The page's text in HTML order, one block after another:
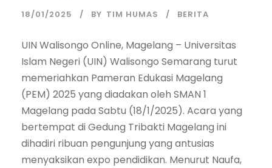
18/01/2025 BY TIM HUMAS BERITA
UIN Walisongo Online, Magelang – Universitas
Islam Negeri (UIN) Walisongo Semarang turut
memeriahkan Pameran Edukasi Magelang
(PEM) 2025 yang diadakan oleh SMAN 1
Magelang pada Sabtu (18/1/2025). Acara yang
bertempat di Gedung Tribakti Magelang ini
dihadiri ribuan pengunjung yang antusias
menyaksikan expo pendidikan. Menurut Naufa,